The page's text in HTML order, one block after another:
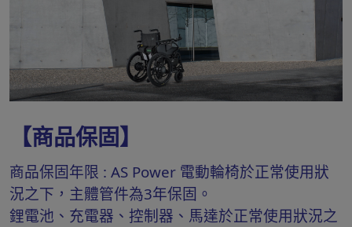
【商品保固】
商品保固年限 : AS Power 電動輪椅於正常使用狀
況之下，主體管件為3年保固。
鋰電池、充電器、控制器、馬達於正常使用狀況之